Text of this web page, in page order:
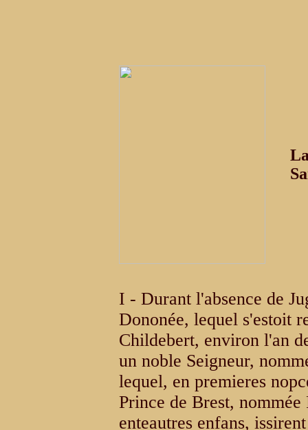
I - Durant l'absence de
Dononée, lequel s'estoit
Childebert, environ l'an
un noble Seigneur,
lequel, en premieres
Prince de Brest,
enteautres enfans,